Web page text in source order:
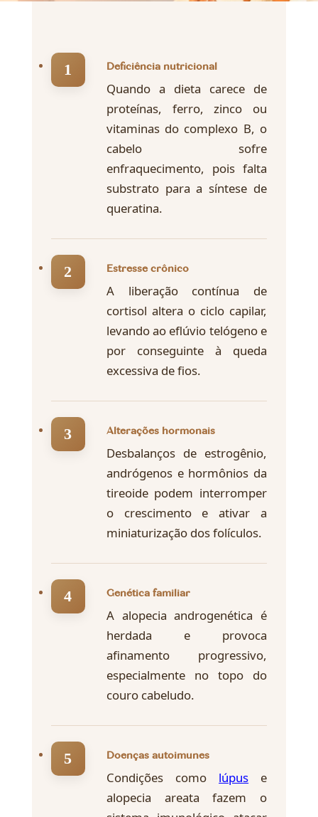
Deficiência nutricional
Quando a dieta carece de
proteínas, ferro, zinco ou
vitaminas do complexo B, o
cabelo sofre
enfraquecimento, pois falta
substrato para a síntese de
queratina.
Estresse crônico
A liberação contínua de
cortisol altera o ciclo capilar,
levando ao eflúvio telógeno e
por conseguinte à queda
excessiva de fios.
Alterações hormonais
Desbalanços de estrogênio,
andrógenos e hormônios da
tireoide podem interromper
o crescimento e ativar a
miniaturização dos folículos.
Genética familiar
A alopecia androgenética é
herdada e provoca
afinamento progressivo,
especialmente no topo do
couro cabeludo.
Doenças autoimunes
Condições como lúpus e
alopecia areata fazem o